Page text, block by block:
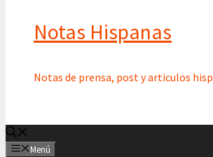
Notas Hispanas
Notas de prensa, post y articulos
Menú